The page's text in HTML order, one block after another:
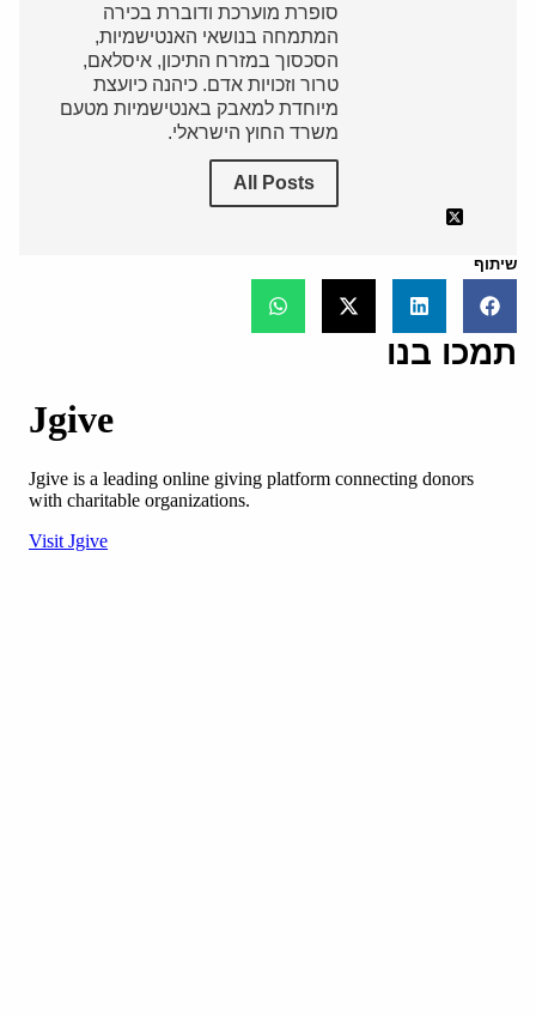
סופרת מוערכת ודוברת בכירה
המתמחה בנושאי האנטישמיות,
הסכסוך במזרח התיכון, איסלאם,
טרור וזכויות אדם. כיהנה כיועצת
מיוחדת למאבק באנטישמיות מטעם
משרד החוץ הישראלי.
All Posts
שיתוף
תמכו בנו